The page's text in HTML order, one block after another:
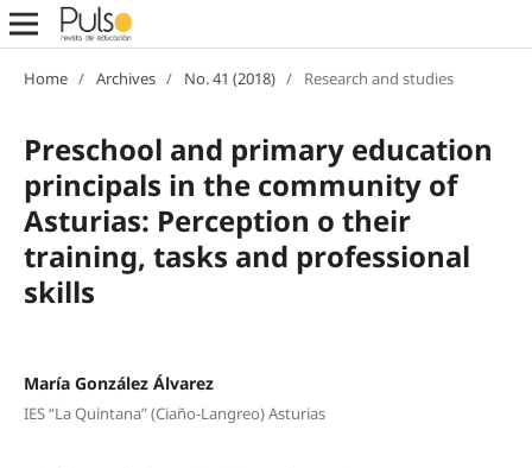
Home / Archives / No. 41 (2018) / Research and studies
Preschool and primary education
principals in the community of
Asturias: Perception o their
training, tasks and professional
skills
María González Álvarez
IES “La Quintana” (Ciaño-Langreo) Asturias